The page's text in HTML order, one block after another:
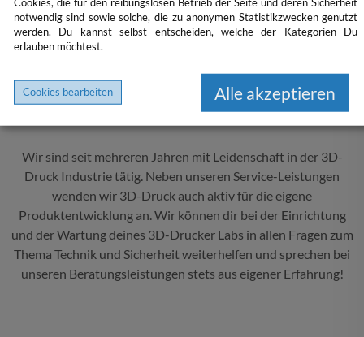
WIESO 3IDEE?
Komplettlösung & 3D-Druck Leidenschaft
Wir sind seit mehreren Jahren mit Leidenschaft in der 3D-
Druck Industrie tätig. Neben unseren Service-Leistungen
wenden wir 3D-Druck auch aktiv für die eigene
Produktentwicklung an. Wir können dir bei der Einrichtung
und der Wartung deines 3D-Drucker Labs in allen Fragen zum
Thema Technik und Sicherheit weiterhelfen und sprechen bei
unseren Beratungsleistungen stets aus eigener Erfahrung!
notwendig sind sowie solche, die zu anonymen Statistikzwecken genutzt
werden. Du kannst selbst entscheiden, welche der Kategorien Du
erlauben möchtest.
Cookies bearbeiten Alle akzeptieren